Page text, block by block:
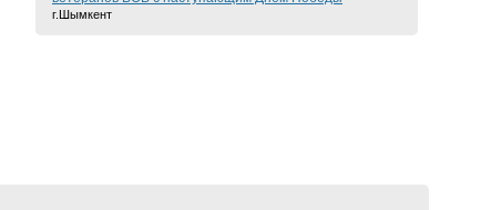
г.Шымкент